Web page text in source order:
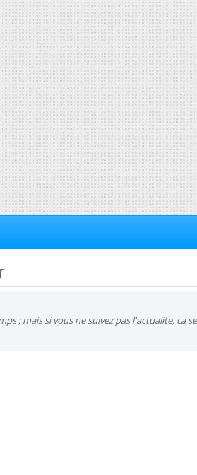
; mais si vous ne suivez pas l'actualite, ca